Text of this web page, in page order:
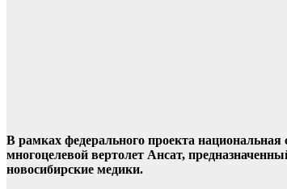
В рамках федерального проекта
многоцелевой вертолет Ансат,
новосибирские медики.